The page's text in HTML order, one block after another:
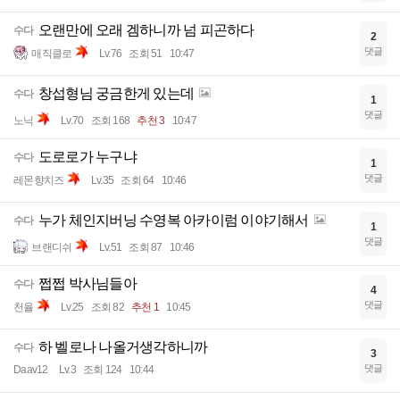
수다 오랜만에 오래 겜하니까 넘 피곤하다
매직클로 Lv.76 조회 51 10:47
2
댓글
수다 창섭형님 궁금한게 있는데
노닉 Lv.70 조회 168 추천 3 10:47
1
댓글
수다 도로로가 누구냐
레몬향치즈 Lv.35 조회 64 10:46
1
댓글
수다 누가 체인지버닝 수영복 아카이럼 이야기해서
브랜디쉬 Lv.51 조회 87 10:46
1
댓글
수다 쩝쩝 박사님들아
천율 Lv.25 조회 82 추천 1 10:45
4
댓글
수다 하 벨로나 나올거생각하니까
Daav12 Lv.3 조회 124 10:44
3
댓글